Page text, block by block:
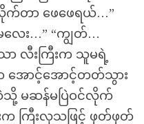
လိုက်တာ ဖေဖေရယ်…”
မလေး…” “ကျွတ်…
ာ လီးကြီးက သူမရဲ့
အောင့်အောင့်တတ်သွား
မဆန်မပြဲဝင်လိုက်
ကြီးလှသဖြင့် ဖုတ်ဖုတ်